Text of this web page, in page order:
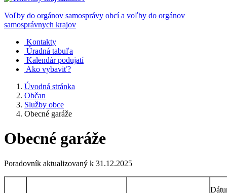
Voľby do orgánov samosprávy obcí a voľby do orgánov
samosprávnych krajov
Kontakty
Úradná tabuľa
Kalendár podujatí
Ako vybaviť?
Úvodná stránka
Občan
Služby obce
Obecné garáže
Obecné garáže
Poradovník aktualizovaný k 31.12.2025